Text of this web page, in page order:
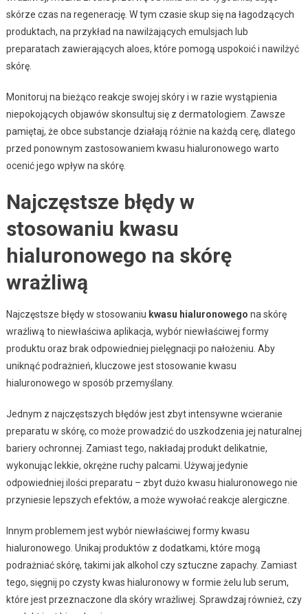
skórze czas na regenerację. W tym czasie skup się na łagodzących
produktach, na przykład na nawilżających emulsjach lub
preparatach zawierających aloes, które pomogą uspokoić i nawilżyć
skórę.
Monitoruj na bieżąco reakcje swojej skóry i w razie wystąpienia
niepokojących objawów skonsultuj się z dermatologiem. Zawsze
pamiętaj, że obce substancje działają różnie na każdą cerę, dlatego
przed ponownym zastosowaniem kwasu hialuronowego warto
ocenić jego wpływ na skórę.
Najczęstsze błędy w
stosowaniu kwasu
hialuronowego na skórę
wrażliwą
Najczęstsze błędy w stosowaniu kwasu hialuronowego na skórę
wrażliwą to niewłaściwa aplikacja, wybór niewłaściwej formy
produktu oraz brak odpowiedniej pielęgnacji po nałożeniu. Aby
uniknąć podrażnień, kluczowe jest stosowanie kwasu
hialuronowego w sposób przemyślany.
Jednym z najczęstszych błędów jest zbyt intensywne wcieranie
preparatu w skórę, co może prowadzić do uszkodzenia jej naturalnej
bariery ochronnej. Zamiast tego, nakładaj produkt delikatnie,
wykonując lekkie, okrężne ruchy palcami. Używaj jedynie
odpowiedniej ilości preparatu – zbyt dużo kwasu hialuronowego nie
przyniesie lepszych efektów, a może wywołać reakcje alergiczne.
Innym problemem jest wybór niewłaściwej formy kwasu
hialuronowego. Unikaj produktów z dodatkami, które mogą
podrażniać skórę, takimi jak alkohol czy sztuczne zapachy. Zamiast
tego, sięgnij po czysty kwas hialuronowy w formie żelu lub serum,
które jest przeznaczone dla skóry wrażliwej. Sprawdzaj również, czy